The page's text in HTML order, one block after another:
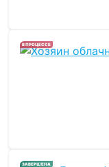
В ПРОЦЕССЕ
ЗАВЕРШЕНА